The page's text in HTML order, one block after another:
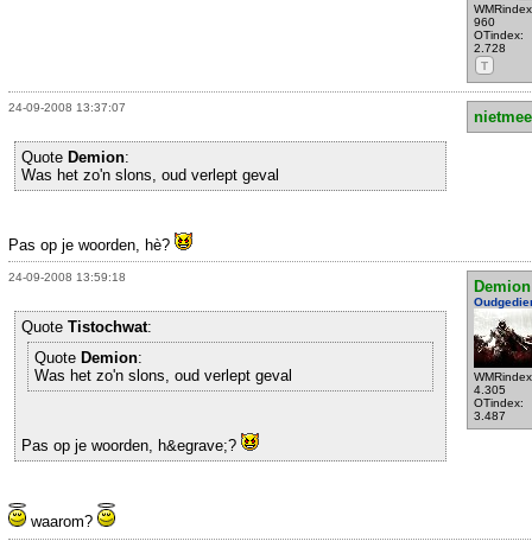
960
OTindex:
2.728
T
24-09-2008 13:37:07
Quote Demion:
Was het zo'n slons, oud verlept geval
Pas op je woorden, hè?
24-09-2008 13:59:18
Demion
4.305
OTindex:
3.487
Quote Tistochwat:
Quote Demion:
Was het zo'n slons, oud verlept geval
Pas op je woorden, h&egrave;?
waarom?